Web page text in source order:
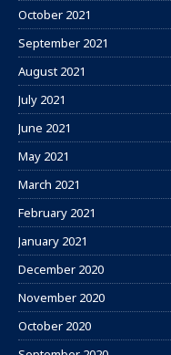
October 2021
September 2021
August 2021
July 2021
June 2021
May 2021
March 2021
February 2021
January 2021
December 2020
November 2020
October 2020